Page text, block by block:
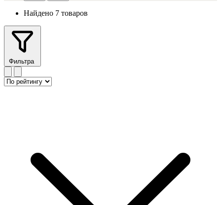
Найдено 7 товаров
Фильтра